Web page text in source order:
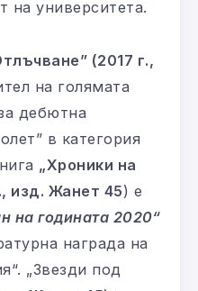
на университета.
(2017 г.,
на голямата
дебютна
в категория
„Хроники на
изд. Жанет 45) е
на годината 2020“
награда на
„Звезди под